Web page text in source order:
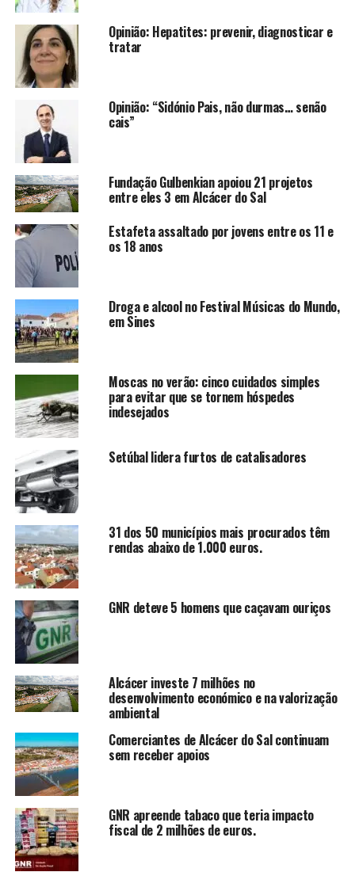
Opinião: Hepatites: prevenir, diagnosticar e
tratar
Opinião: “Sidónio Pais, não durmas… senão
cais”
Fundação Gulbenkian apoiou 21 projetos
entre eles 3 em Alcácer do Sal
Estafeta assaltado por jovens entre os 11 e
os 18 anos
Droga e alcool no Festival Músicas do Mundo,
em Sines
Moscas no verão: cinco cuidados simples
para evitar que se tornem hóspedes
indesejados
Setúbal lidera furtos de catalisadores
31 dos 50 municípios mais procurados têm
rendas abaixo de 1.000 euros.
GNR deteve 5 homens que caçavam ouriços
Alcácer investe 7 milhões no
desenvolvimento económico e na valorização
ambiental
Comerciantes de Alcácer do Sal continuam
sem receber apoios
GNR apreende tabaco que teria impacto
fiscal de 2 milhões de euros.